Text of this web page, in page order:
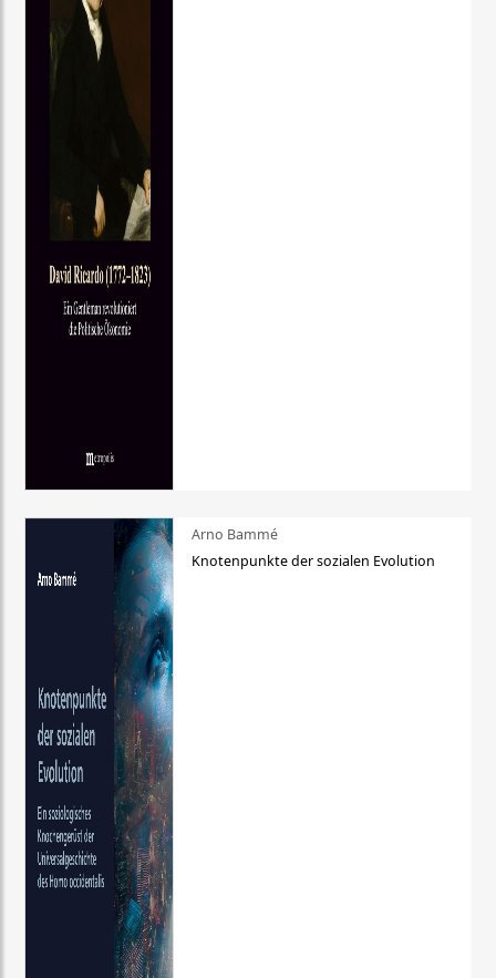
Arno Bammé
Knotenpunkte der sozialen Evolution